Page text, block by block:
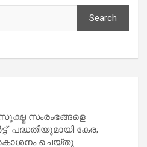
Search
സംരംഭങ്ങളെ
പദ്ധതിയുമായി കേര;
ചെയ്തു